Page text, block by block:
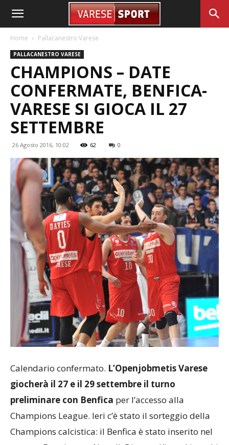
Home Pallacanestro Varese
PALLACANESTRO VARESE
CHAMPIONS – DATE
CONFERMATE, BENFICA-
VARESE SI GIOCA IL 27
SETTEMBRE
26 Agosto 2016, 10:02 62 0
Calendario confermato. L’Openjobmetis Varese
giocherà il 27 e il 29 settembre il turno
preliminare con Benfica per l’accesso alla
Champions League. Ieri c’è stato il sorteggio della
Champions calcistica: il Benfica è stato inserito nel